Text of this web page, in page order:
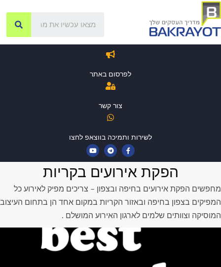
לפרסום באתר
צור קשר
לשירות ותמיכה בווצאפ לחצו
הפקת אירועים בקריות
מחפשים הפקת אירועים בחיפה ובצפון – צריכים מפיק לאירוע כל
המפיקים בצפון בחיפה ובאזור הקריות במקום אחד הן בתחום העיצוב
המוסיקה וצוותים שלמים לארגון האירוע המושלם .